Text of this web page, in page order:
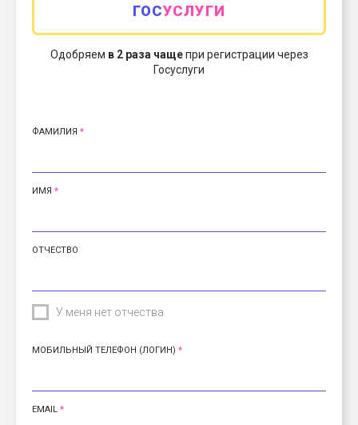
ГОСУСЛУГИ
Одобряем в 2 раза чащепри регистрации через
Госуслуги
ФАМИЛИЯ
ИМЯ
ОТЧЕСТВО
У меня нет отчества
МОБИЛЬНЫЙ ТЕЛЕФОН (ЛОГИН)
EMAIL